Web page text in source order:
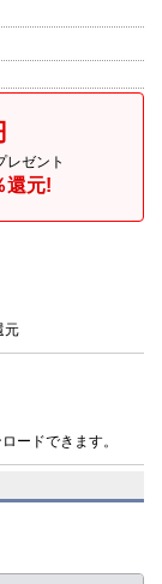
レゼント
還元!
元
ードできます。